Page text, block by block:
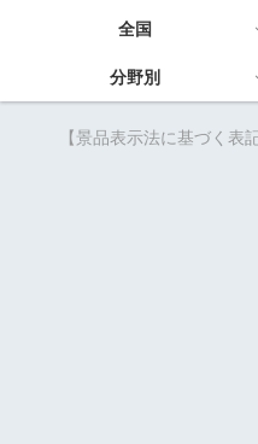
全国
分野別
【景品表示法に基づく表